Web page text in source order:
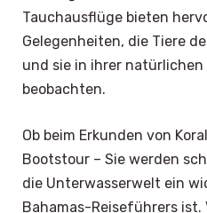
Tauchausflüge bieten
Gelegenheiten, die Tiere
und sie in ihrer natürlichen
beobachten.
Ob beim Erkunden von
Bootstour – Sie werden
die Unterwasserwelt ein
Bahamas-Reiseführers ist.